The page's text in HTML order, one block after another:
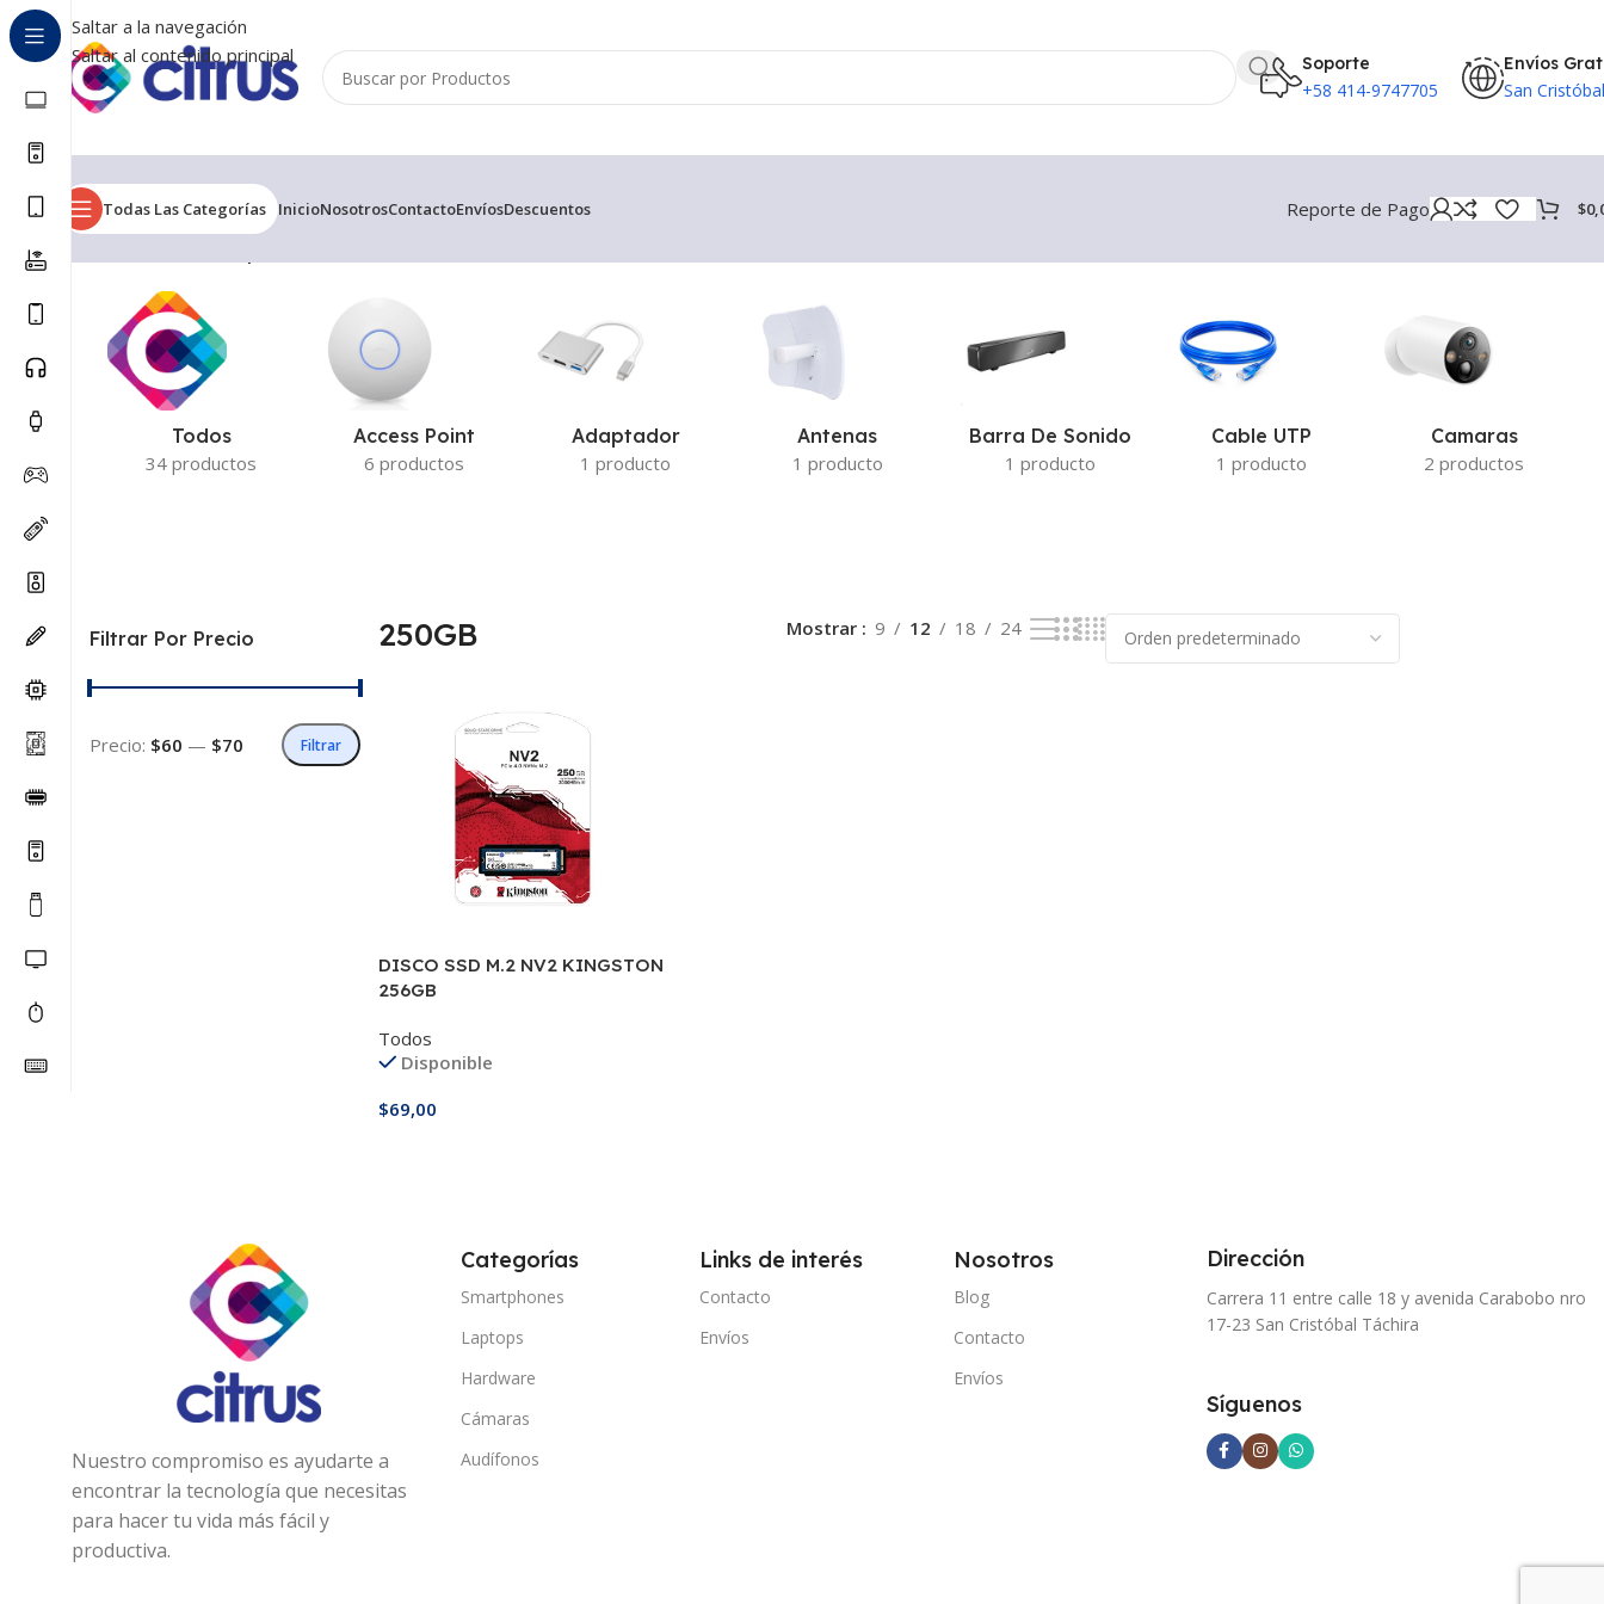
Saltar a la navegación
Saltar al contenido principal
Soporte
+58 414-9747705
Envíos
San Cristóbal
Todas Las Categorías InicioNosotrosContactoEnvíosDescuentos Reporte de Pago $
Todos
34 productos
Access Point
6 productos
Adaptador
1 producto
Antenas
1 producto
Barra De Sonido
1 producto
Cable UTP
1 producto
Camaras
2 productos
Filtrar Por Precio
Filtrar
Precio: $60 — $70
250GB Mostrar 9 12 18 24
DISCO SSD M.2 NV2 KINGSTON
256GB
Todos
Disponible
$69,00
Nuestro compromiso es ayudarte a
encontrar la tecnología que necesitas
para hacer tu vida más fácil y
productiva.
Categorías
Smartphones
Laptops
Hardware
Cámaras
Audífonos
Links de interés
Contacto
Envíos
Nosotros
Blog
Contacto
Envíos
Dirección
Carrera 11 entre calle 18 y avenida Carabobo nro
17-23 San Cristóbal Táchira
Síguenos